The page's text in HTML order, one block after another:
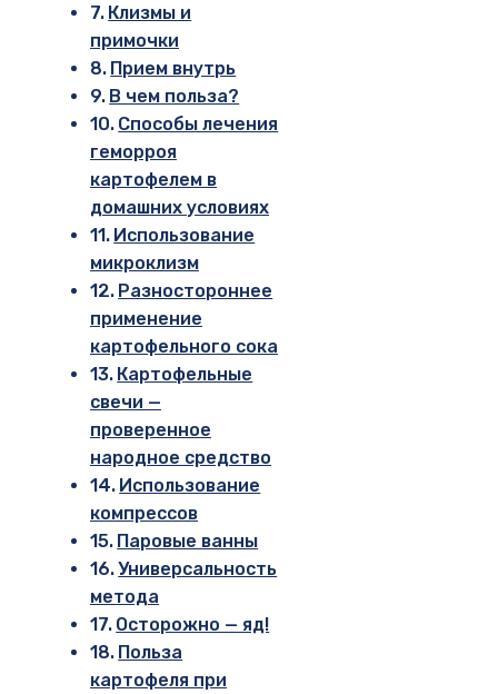
Клизмы и
примочки
Прием внутрь
В чем польза?
Способы лечения
геморроя
картофелем в
домашних условиях
Использование
микроклизм
Разностороннее
применение
картофельного сока
Картофельные
свечи —
проверенное
народное средство
Использование
компрессов
Паровые ванны
Универсальность
метода
Осторожно — яд!
Польза
картофеля при